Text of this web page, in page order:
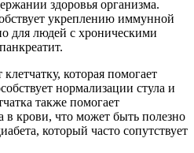
здоровья организма.
укреплению иммунной
для людей с хроническими
которая помогает
нормализации стула и
также помогает
в крови, что может быть полезно
который часто сопутствует